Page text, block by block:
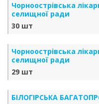
Чорноострівська
селищної ради
30 шт
Чорноострівська
селищної ради
29 шт
БІЛОГІРСЬКА